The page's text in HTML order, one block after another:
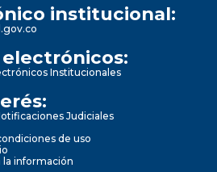
institucional:
Institucionales
Judiciales
de uso
la información